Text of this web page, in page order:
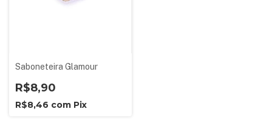
Saboneteira Glamour
R$8,90
R$8,46 com Pix